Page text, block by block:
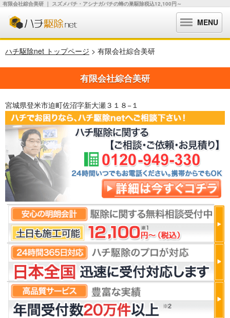
有限会社綜合美研 ｜ スズメバチ・アシナガバチの蜂の巣駆除税込12,100円～
MENU
ハチ駆除net トップページ > 有限会社綜合美研
有限会社綜合美研
宮城県登米市迫町佐沼字新大瀬３１８−１